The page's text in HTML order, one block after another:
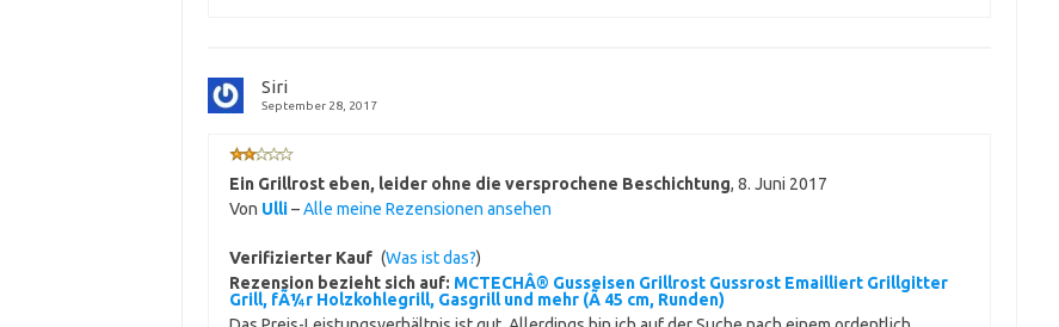
Siri
September 28, 2017
Ein Grillrost eben, leider ohne die versprochene Beschichtung, 8. Juni 2017
Von Ulli–Alle meine Rezensionen ansehen
Verifizierter Kauf (Was ist das?)
Rezension bezieht sich auf: MCTECHÂ® Gusseisen Grillrost Gussrost Emailliert Grillgitter
Grill, fÃ¼r Holzkohlegrill, Gasgrill und mehr (Ã 45 cm, Runden)